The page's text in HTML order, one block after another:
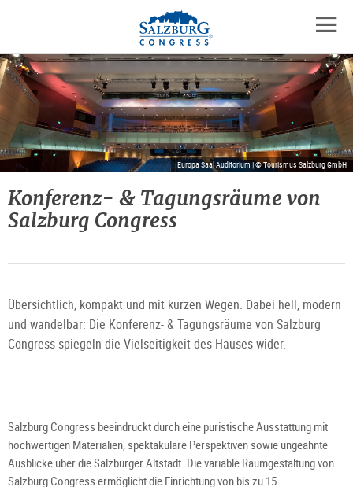
Zum
Inhalt
springen
Zum
Hauptmenü
springen
Zu
den
Kontaktinformationen
Europa Saal Auditorium | © Tourismus Salzburg GmbH
Konferenz- & Tagungsräume von
Salzburg Congress
Übersichtlich, kompakt und mit kurzen Wegen. Dabei hell, modern
und wandelbar: Die Konferenz- & Tagungsräume von Salzburg
Congress spiegeln die Vielseitigkeit des Hauses wider.
Salzburg Congress beeindruckt durch eine puristische Ausstattung mit
hochwertigen Materialien, spektakuläre Perspektiven sowie ungeahnte
Ausblicke über die Salzburger Altstadt. Die variable Raumgestaltung von
Salzburg Congress ermöglicht die Einrichtung von bis zu 15